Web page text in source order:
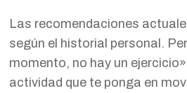
Las recomendaciones
según el historial personal.
momento, no hay un
actividad que te ponga en